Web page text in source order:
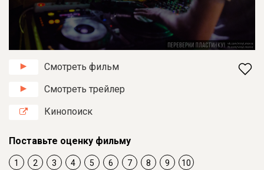
Смотреть фильм
Смотреть трейлер
Кинопоиск
Поставьте оценку фильму
1 2 3 4 5 6 7 8 9 10